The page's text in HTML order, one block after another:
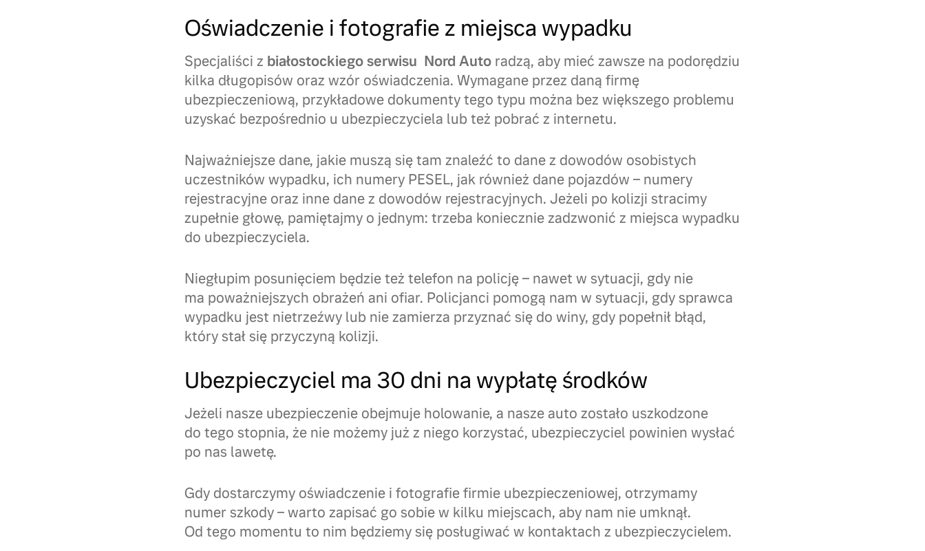
Oświadczenie i fotografie z miejsca wypadku
Specjaliści z białostockiego serwisu Nord Auto radzą, aby mieć zawsze na podorędziu
kilka długopisów oraz wzór oświadczenia. Wymagane przez daną firmę
ubezpieczeniową, przykładowe dokumenty tego typu można bez większego problemu
uzyskać bezpośrednio u ubezpieczyciela lub też pobrać z internetu.
Najważniejsze dane, jakie muszą się tam znaleźć to dane z dowodów osobistych
uczestników wypadku, ich numery PESEL, jak również dane pojazdów – numery
rejestracyjne oraz inne dane z dowodów rejestracyjnych. Jeżeli po kolizji stracimy
zupełnie głowę, pamiętajmy o jednym: trzeba koniecznie zadzwonić z miejsca wypadku
do ubezpieczyciela.
Niegłupim posunięciem będzie też telefon na policję – nawet w sytuacji, gdy nie
ma poważniejszych obrażeń ani ofiar. Policjanci pomogą nam w sytuacji, gdy sprawca
wypadku jest nietrzeźwy lub nie zamierza przyznać się do winy, gdy popełnił błąd,
który stał się przyczyną kolizji.
Ubezpieczyciel ma 30 dni na wypłatę środków
Jeżeli nasze ubezpieczenie obejmuje holowanie, a nasze auto zostało uszkodzone
do tego stopnia, że nie możemy już z niego korzystać, ubezpieczyciel powinien wysłać
po nas lawetę.
Gdy dostarczymy oświadczenie i fotografie firmie ubezpieczeniowej, otrzymamy
numer szkody – warto zapisać go sobie w kilku miejscach, aby nam nie umknął.
Od tego momentu to nim będziemy się posługiwać w kontaktach z ubezpieczycielem.